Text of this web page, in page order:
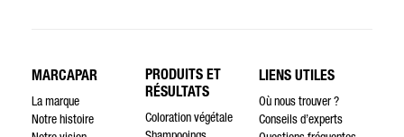
MARCAPAR
La marque
Notre histoire
PRODUITS ET
RÉSULTATS
Coloration végétale
LIENS UTILES
Où nous trouver ?
Conseils d’experts